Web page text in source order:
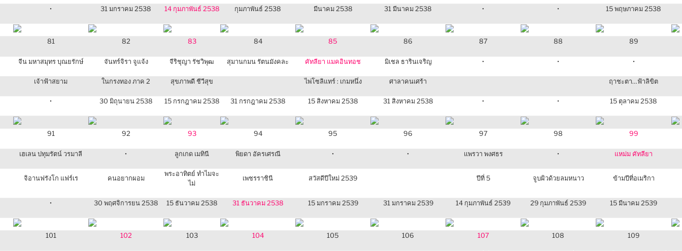
• 31 มกราคม 2538 14 กุมภาพันธ์ 2538 กุมภาพันธ์ 2538 มีนาคม 2538 31 มีนาคม 2538 • • 15 พฤษภาคม 2538
81 82 83 84 85 86 87 88 89
จีน มหาสมุทร บุณยรักษ์ จันทร์จิรา จูแจ้ง จีริชุญา รัชวิพุฒ สุมานกมน รัตนมังคละ คัทลียา แมคอินทอช มิเชล ธารินเจริญ • • •
เจ้าฟ้าสยาม ในกรงทอง ภาค 2 สุขภาพดี ชีวีสุข ไพ่โซลิแทร์ : เกมหนึ่ง ศาลาคนเศร้า ฤาชะตา…ฟ้าลิขิต
• 30 มิถุนายน 2538 15 กรกฎาคม 2538 31 กรกฎาคม 2538 15 สิงหาคม 2538 31 สิงหาคม 2538 • • 15 ตุลาคม 2538
91 92 93 94 95 96 97 98 99
เฮเลน ปทุมรัตน์ วรมาลี • ลูกเกด เมทินี พิยดา อัครเศรณี • • แพรวา พงศธร • แหม่ม คัทลียา
จิอานฟรังโก แฟร์เร คนอยากผอม
พระอาทิตย์ ทำไมจะ
ไม่
เพชรราชินี สวัสดีปีใหม่ 2539 ปีที่ 5 จูบผิวด้วยลมหนาว ข้ามปีที่อเมริกา
• 30 พฤศจิการยน 2538 15 ธันวาคม 2538 31 ธันวาคม 2538 15 มกราคม 2539 31 มกราคม 2539 14 กุมภาพันธ์ 2539 29 กุมภาพันธ์ 2539 15 มีนาคม 2539
101 102 103 104 105 106 107 108 109